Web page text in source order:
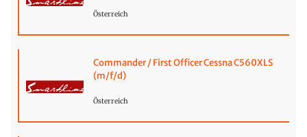
Österreich
Commander / First Officer Cessna C560XLS
(m/f/d)
Österreich